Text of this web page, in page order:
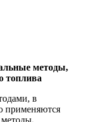
методы,
топлива
в
применяются